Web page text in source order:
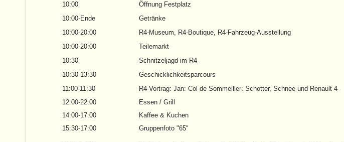
10:00
Öffnung Festplatz
10:00-Ende
Getränke
10:00-20:00
R4-Museum, R4-Boutique, R4-Fahrzeug-Ausstellung
10:00-20:00
Teilemarkt
10:30
Schnitzeljagd im R4
10:30-13:30
Geschicklichkeitsparcours
11:00-11:30
R4-Vortrag: Jan: Col de Sommeiller: Schotter, Schnee und Renault 4
12:00-22:00
Essen / Grill
14:00-17:00
Kaffee & Kuchen
15:30-17:00
Gruppenfoto "65"